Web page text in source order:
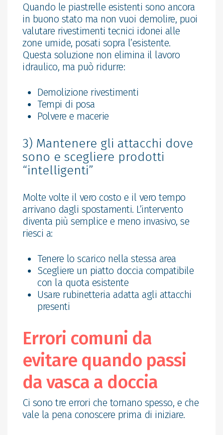
Quando le piastrelle esistenti sono ancora
in buono stato ma non vuoi demolire, puoi
valutare rivestimenti tecnici idonei alle
zone umide, posati sopra l’esistente.
Questa soluzione non elimina il lavoro
idraulico, ma può ridurre:
Demolizione rivestimenti
Tempi di posa
Polvere e macerie
3) Mantenere gli attacchi dove
sono e scegliere prodotti
“intelligenti”
Molte volte il vero costo e il vero tempo
arrivano dagli spostamenti. L’intervento
diventa più semplice e meno invasivo, se
riesci a:
Tenere lo scarico nella stessa area
Scegliere un piatto doccia compatibile
con la quota esistente
Usare rubinetteria adatta agli attacchi
presenti
Errori comuni da
evitare quando passi
da vasca a doccia
Ci sono tre errori che tornano spesso, e che
vale la pena conoscere prima di iniziare.